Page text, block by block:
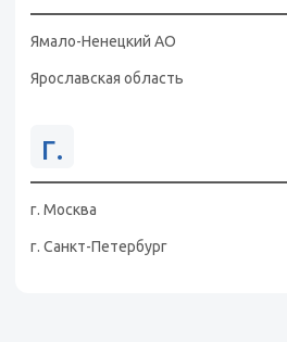
Ямало-Ненецкий АО
Ярославская область
г.
г. Москва
г. Санкт-Петербург